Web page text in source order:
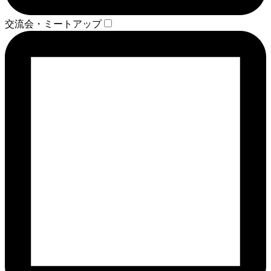
交流会・ミートアップ